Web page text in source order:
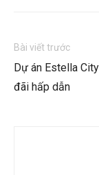
Bài viết trước
Dự án Estella
đãi hấp dẫn